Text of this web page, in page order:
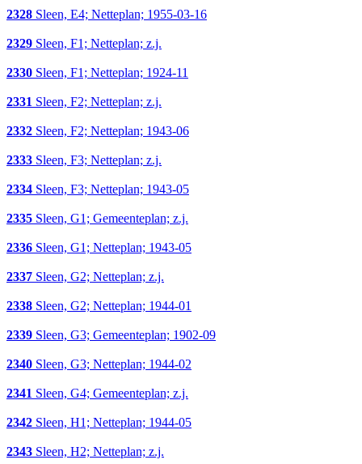
2328 Sleen, E4; Netteplan; 1955-03-16
2329 Sleen, F1; Netteplan; z.j.
2330 Sleen, F1; Netteplan; 1924-11
2331 Sleen, F2; Netteplan; z.j.
2332 Sleen, F2; Netteplan; 1943-06
2333 Sleen, F3; Netteplan; z.j.
2334 Sleen, F3; Netteplan; 1943-05
2335 Sleen, G1; Gemeenteplan; z.j.
2336 Sleen, G1; Netteplan; 1943-05
2337 Sleen, G2; Netteplan; z.j.
2338 Sleen, G2; Netteplan; 1944-01
2339 Sleen, G3; Gemeenteplan; 1902-09
2340 Sleen, G3; Netteplan; 1944-02
2341 Sleen, G4; Gemeenteplan; z.j.
2342 Sleen, H1; Netteplan; 1944-05
2343 Sleen, H2; Netteplan; z.j.